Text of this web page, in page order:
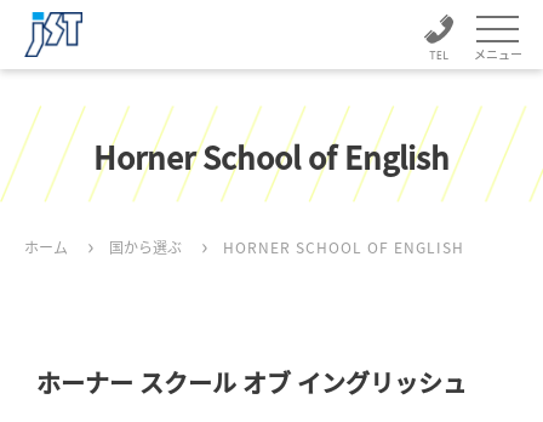
メニュー
Horner School of English
ホーム 国から選ぶ HORNER SCHOOL OF ENGLISH
ホーナー スクール オブ イングリッシュ